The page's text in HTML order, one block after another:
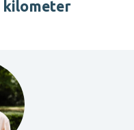
kilometer